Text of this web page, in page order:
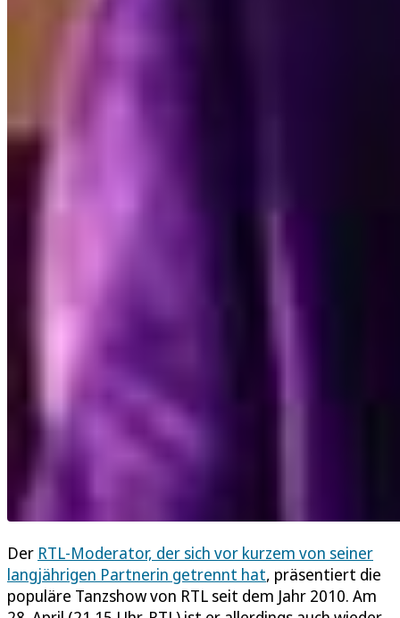
Der RTL-Moderator, der sich vor kurzem von seiner
langjährigen Partnerin getrennt hat, präsentiert die
populäre Tanzshow von RTL seit dem Jahr 2010. Am